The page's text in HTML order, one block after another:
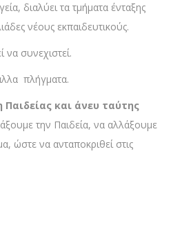
διαλύει τα τμήματα ένταξης
νέους εκπαιδευτικούς.
συνεχιστεί.
πλήγματα.
Παιδείας και άνευ ταύτης
την Παιδεία, να αλλάξουμε
ώστε να ανταποκριθεί στις